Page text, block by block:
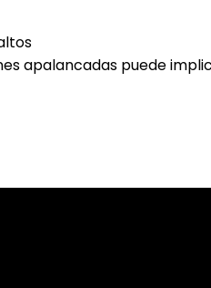
apalancadas puede